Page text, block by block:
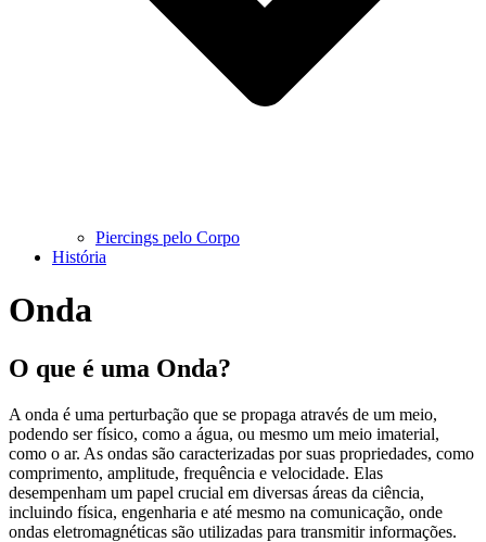
Piercings pelo Corpo
História
Onda
O que é uma Onda?
A onda é uma perturbação que se propaga através de um meio,
podendo ser físico, como a água, ou mesmo um meio imaterial,
como o ar. As ondas são caracterizadas por suas propriedades, como
comprimento, amplitude, frequência e velocidade. Elas
desempenham um papel crucial em diversas áreas da ciência,
incluindo física, engenharia e até mesmo na comunicação, onde
ondas eletromagnéticas são utilizadas para transmitir informações.